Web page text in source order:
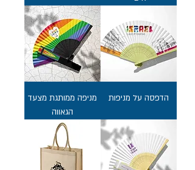
הדפסה על מניפות
מניפה ממותגת מצעד
הגאווה